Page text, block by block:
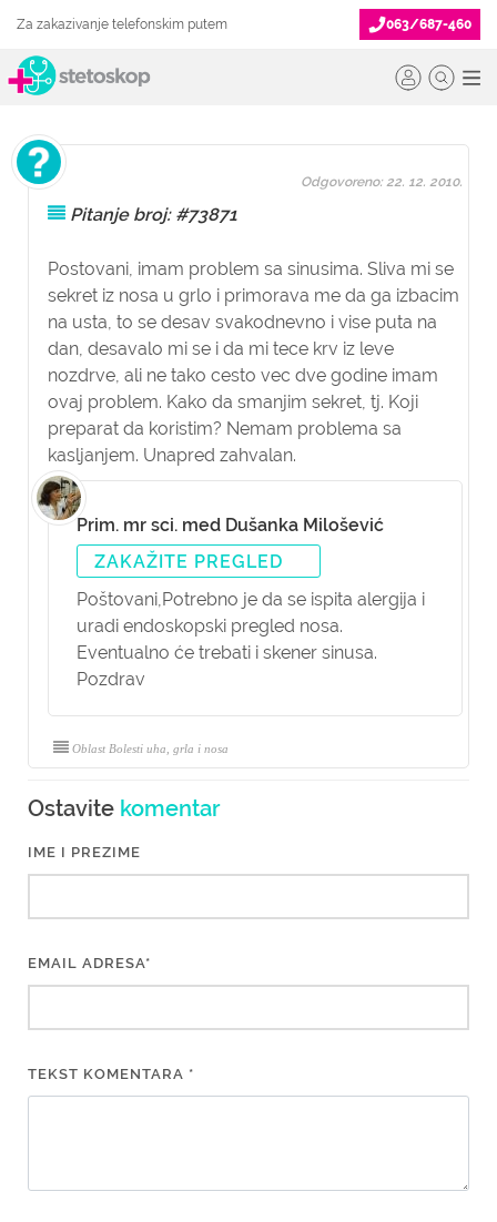
Za zakazivanje telefonskim putem 063/687-460
Pitanje broj: #73871
Postovani, imam problem sa sinusima. Sliva mi se
sekret iz nosa u grlo i primorava me da ga izbacim
na usta, to se desav svakodnevno i vise puta na
dan, desavalo mi se i da mi tece krv iz leve
nozdrve, ali ne tako cesto vec dve godine imam
ovaj problem. Kako da smanjim sekret, tj. Koji
preparat da koristim? Nemam problema sa
kasljanjem. Unapred zahvalan.
Odgovoreno: 22. 12. 2010.
Prim. mr sci. med Dušanka Milošević
ZAKAŽITE PREGLED
Poštovani,Potrebno je da se ispita alergija i
uradi endoskopski pregled nosa.
Eventualno će trebati i skener sinusa.
Pozdrav
Oblast Bolesti uha, grla i nosa
Ostavite komentar
IME I PREZIME
EMAIL ADRESA*
TEKST KOMENTARA *